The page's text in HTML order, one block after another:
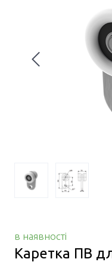
в наявності
Каретка ПВ